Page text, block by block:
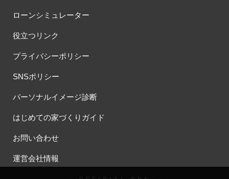
ローンシミュレーター
役立つリンク
プライバシーポリシー
SNSポリシー
パーソナルイメージ診断
はじめての家づくりガイド
お問い合わせ
運営会社情報